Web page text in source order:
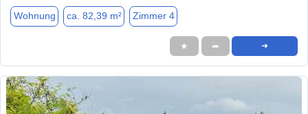
Wohnung ca. 82,39 m² Zimmer 4
★ ➦ ➜